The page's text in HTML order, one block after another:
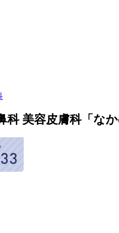
科 美容皮膚科「な